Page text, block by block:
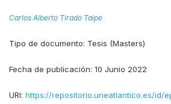
Carlos Alberto Tirado Taipe
Tipo de documento: Tesis (Masters)
Fecha de publicación: 10 Junio 2022
URI: https://repositorio.uneatlantico.es/id/